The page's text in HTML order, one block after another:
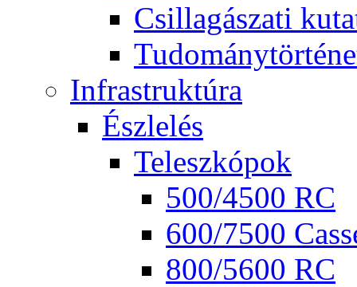
Csil­la­gá­sza­ti
Inf­ra­struk­tú­ra
Ész­le­lés
Te­lesz­kó­pok
500/4500 RC
600/7500
800/5600 RC